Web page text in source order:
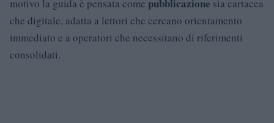
motivo la guida è pensata come pubblicazione sia cartacea
che digitale, adatta a lettori che cercano orientamento
immediato e a operatori che necessitano di riferimenti
consolidati.